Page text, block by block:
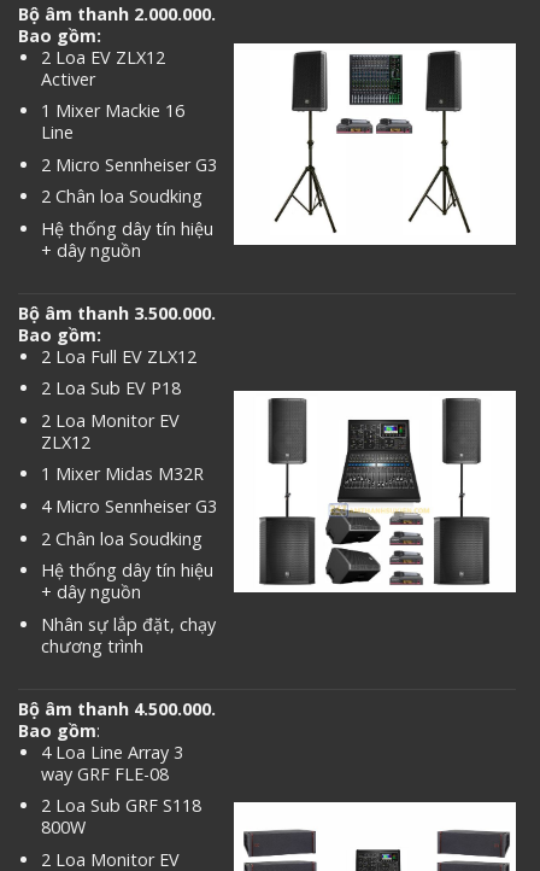
Bộ âm thanh 2.000.000.
Bao gồm:
2 Loa EV ZLX12
Activer
1 Mixer Mackie 16
Line
2 Micro Sennheiser G3
2 Chân loa Soudking
Hệ thống dây tín hiệu
+ dây nguồn
Bộ âm thanh 3.500.000.
Bao gồm:
2 Loa Full EV ZLX12
2 Loa Sub EV P18
2 Loa Monitor EV
ZLX12
1 Mixer Midas M32R
4 Micro Sennheiser G3
2 Chân loa Soudking
Hệ thống dây tín hiệu
+ dây nguồn
Nhân sự lắp đặt, chạy
chương trình
Bộ âm thanh 4.500.000.
Bao gồm:
4 Loa Line Array 3
way GRF FLE-08
2 Loa Sub GRF S118
800W
2 Loa Monitor EV